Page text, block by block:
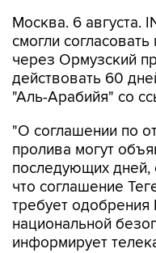
Москва. 6 августа.
смогли
через Ормузский
действовать 60
"Аль-Арабийя" со
"О соглашении по
пролива могут
последующих дней,
что соглашение
требует
национальной
информирует